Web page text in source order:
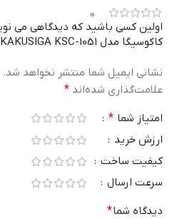
0
کاکوسیگا مدل KAKUSIGA KSC-1051”
نشانی ایمیل شما منتشر نخواهد شد.
علامت‌گذاری شده‌اند *
امتیاز شما *
ارزش خرید
کیفیت ساخت
سرعت ارسال
دیدگاه شما*